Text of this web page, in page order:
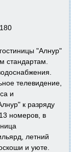
"Алнур"
стандартам.
телевидение,
и
к разряду
номеров, в
летний
и уюте.